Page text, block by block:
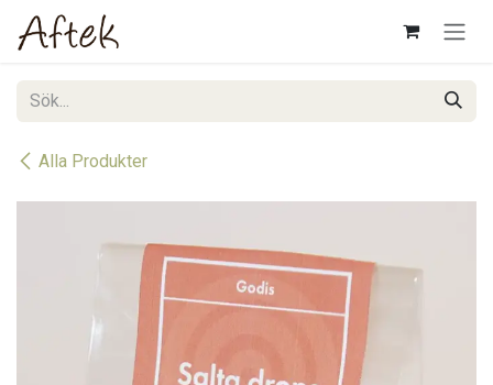
Hoppa till innehåll
Alla Produkter